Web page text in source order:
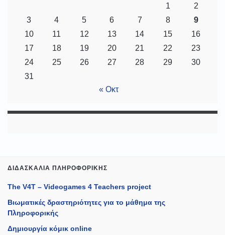
1
2
3
4 5 6 7 8
9
10
11 12 13 14 15
16
17
18 19 20 21 22
23
24
25 26 27 28 29
30
31
« Οκτ
ΔΙΔΑΣΚΑΛΊΑ ΠΛΗΡΟΦΟΡΙΚΉΣ
The V4T – Videogames 4 Teachers project
Βιωματικές δραστηριότητες για το μάθημα της
Πληροφορικής
Δημιουργία κόμικ online